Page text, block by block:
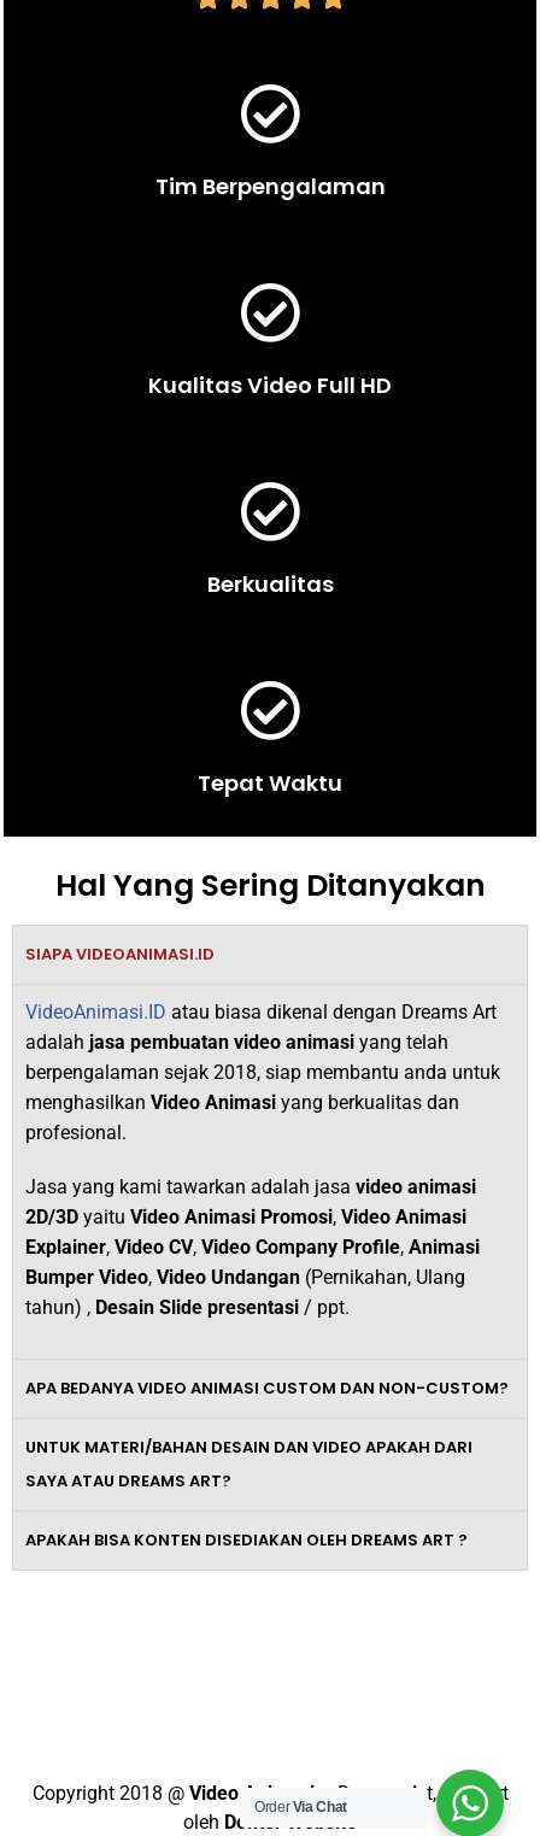
Tim Berpengalaman
Kualitas Video Full HD
Berkualitas
Tepat Waktu
Hal Yang Sering Ditanyakan
SIAPA VIDEOANIMASI.ID
VideoAnimasi.ID atau biasa dikenal dengan Dreams Art
adalah jasa pembuatan video animasi yang telah
berpengalaman sejak 2018, siap membantu anda untuk
menghasilkan Video Animasi yang berkualitas dan
profesional.
Jasa yang kami tawarkan adalah jasa video animasi
2D/3D yaitu Video Animasi Promosi, Video Animasi
Explainer, Video CV, Video Company Profile, Animasi
Bumper Video, Video Undangan (Pernikahan, Ulang
tahun) , Desain Slide presentasi / ppt.
APA BEDANYA VIDEO ANIMASI CUSTOM DAN NON-CUSTOM?
UNTUK MATERI/BAHAN DESAIN DAN VIDEO APAKAH DARI
SAYA ATAU DREAMS ART?
APAKAH BISA KONTEN DISEDIAKAN OLEH DREAMS ART ?
Copyright 2018 @ Video Animasi– Dreams Art, Support
oleh Dokter Website
OrderVia Chat